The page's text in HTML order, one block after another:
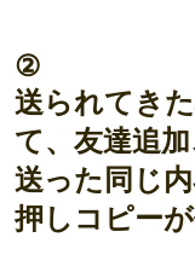
②
送られてき
て、友達追
送った同じ
押しコピー